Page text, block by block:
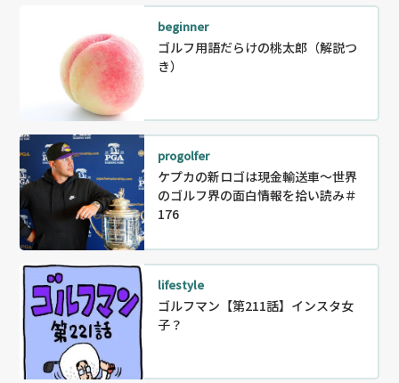
beginner
ゴルフ用語だらけの桃太郎（解説つ
き）
progolfer
ケプカの新ロゴは現金輸送車～世界
のゴルフ界の面白情報を拾い読み＃
176
lifestyle
ゴルフマン【第211話】インスタ女
子？